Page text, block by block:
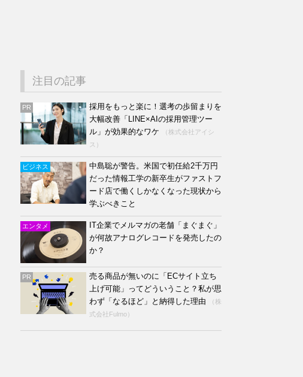
注目の記事
PR
採用をもっと楽に！選考の歩留まりを
大幅改善「LINE×AIの採用管理ツー
ル」が効果的なワケ
（株式会社アイシ
ス）
ビジネス
中島聡が警告。米国で初任給2千万円
だった情報工学の新卒生がファストフ
ード店で働くしかなくなった現状から
学ぶべきこと
エンタメ
IT企業でメルマガの老舗「まぐまぐ」
が何故アナログレコードを発売したの
か？
PR
売る商品が無いのに「ECサイト立ち
上げ可能」ってどういうこと？私が思
わず「なるほど」と納得した理由
（株
式会社Fulmo）